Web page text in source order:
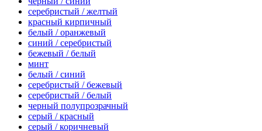
серебристый / желтый
красный кирпичный
белый / оранжевый
синий / серебристый
бежевый / белый
минт
белый / синий
серебристый / бежевый
серебристый / белый
черный полупрозрачный
серый / красный
серый / коричневый